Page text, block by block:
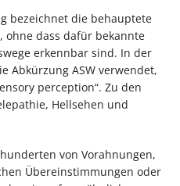
bezeichnet die behauptete
ohne dass dafür bekannte
erkennbar sind. In der
Abkürzung ASW verwendet,
perception“. Zu den
Hellsehen und
von Vorahnungen,
Übereinstimmungen oder